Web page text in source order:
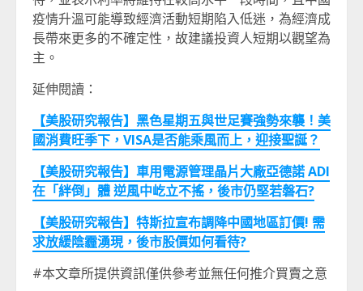
疫情升溫可能導致經濟活動短期陷入低迷，為經濟成
長帶來更多的不確定性，故建議投資人短期以觀望為
主。
延伸閱讀：
【美股研究報告】黑色星期五與世足賽強勢來襲！美
國消費旺季下，VISA是否能乘風而上，迎接聖誕？
【美股研究報告】車用電源管理晶片大廠亞德諾 ADI
在「絆倒」體 逆風中屹立不搖，後市仍堅若磐石?
【美股研究報告】特斯拉宣布調降中國地區訂價! 需
求放緩陰霾湧現，後市股價如何看待?
#本文章所提供資訊僅供參考並無任何推介買賣之意